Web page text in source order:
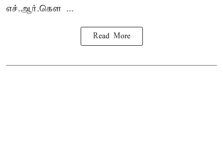
எச்.ஆர்.கௌ ...
Read More